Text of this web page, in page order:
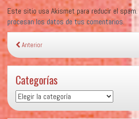
Este sitio usa Akismet para reducir el spam.
procesan los datos de tus comentarios.
Anterior
Categorías
Categorías